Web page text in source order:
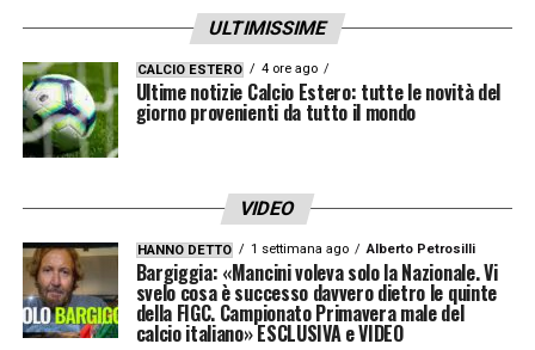
ULTIMISSIME
CALCIO ESTERO 4 ore ago
Ultime notizie Calcio Estero: tutte le novità del
giorno provenienti da tutto il mondo
VIDEO
HANNO DETTO 1 settimana ago Alberto Petrosilli
Bargiggia: «Mancini voleva solo la Nazionale. Vi
svelo cosa è successo davvero dietro le quinte
della FIGC. Campionato Primavera male del
calcio italiano» ESCLUSIVA e VIDEO